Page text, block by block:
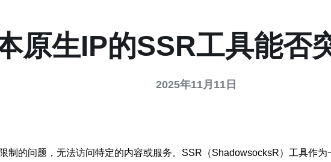
原生IP的SSR工具能否
2025年11月11日
制的问题，无法访问特定的内容或服务。SSR（ShadowsocksR）工具作